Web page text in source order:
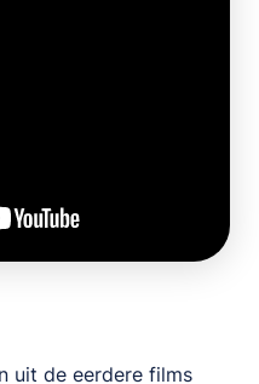
uit de eerdere films